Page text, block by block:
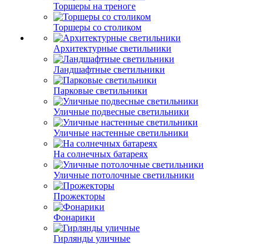
Торшеры на треноге
Торшеры со столиком
Архитектурные светильники
Ландшафтные светильники
Парковые светильники
Уличные подвесные светильники
Уличные настенные светильники
На солнечных батареях
Уличные потолочные светильники
Прожекторы
Фонарики
Гирлянды уличные